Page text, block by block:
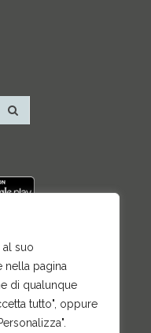
al suo
nella pagina
di qualunque
tutto", oppure
legali